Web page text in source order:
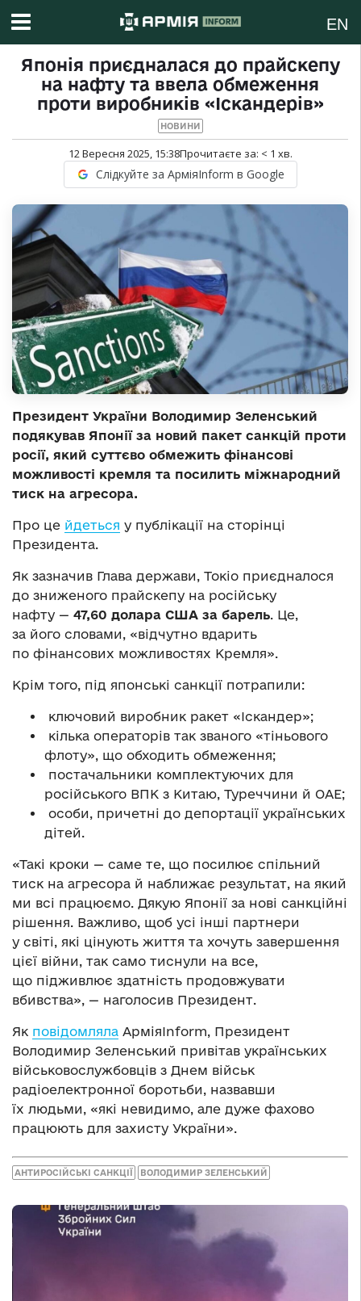
EN
Японія приєдналася до прайскепу
на нафту та ввела обмеження
проти виробників «Іскандерів»
НОВИНИ
12 Вересня 2025, 15:38Прочитаєте за: < 1 хв.
Слідкуйте за АрміяInform в Google
Президент України Володимир Зеленський
подякував Японії за новий пакет санкцій проти
росії, який суттєво обмежить фінансові
можливості кремля та посилить міжнародний
тиск на агресора.
Про це йдеться у публікації на сторінці
Президента.
Як зазначив Глава держави, Токіо приєдналося
до зниженого прайскепу на російську
нафту — 47,60 долара США за барель. Це,
за його словами, «відчутно вдарить
по фінансових можливостях Кремля».
Крім того, під японські санкції потрапили:
ключовий виробник ракет «Іскандер»;
кілька операторів так званого «тіньового
флоту», що обходить обмеження;
постачальники комплектуючих для
російського ВПК з Китаю, Туреччини й ОАЕ;
особи, причетні до депортації українських
дітей.
«Такі кроки — саме те, що посилює спільний
тиск на агресора й наближає результат, на який
ми всі працюємо. Дякую Японії за нові санкційні
рішення. Важливо, щоб усі інші партнери
у світі, які цінують життя та хочуть завершення
цієї війни, так само тиснули на все,
що підживлює здатність продовжувати
вбивства», — наголосив Президент.
Як повідомляла АрміяInform, Президент
Володимир Зеленський привітав українських
військовослужбовців з Днем військ
радіоелектронної боротьби, назвавши
їх людьми, «які невидимо, але дуже фахово
працюють для захисту України».
АНТИРОСІЙСЬКІ САНКЦІЇ ВОЛОДИМИР ЗЕЛЕНСЬКИЙ